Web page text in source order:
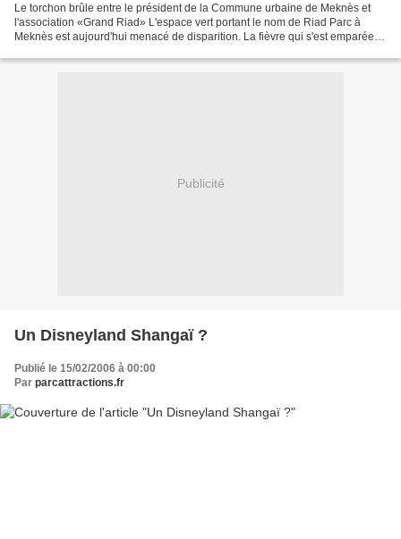
Le torchon brûle entre le président de la Commune urbaine de Meknès et
l'association «Grand Riad» L'espace vert portant le nom de Riad Parc à
Meknès est aujourd'hui menacé de disparition. La fièvre qui s'est emparée
Publicité
Un Disneyland Shangaï ?
Publié le 15/02/2006 à 00:00
Par parcattractions.fr